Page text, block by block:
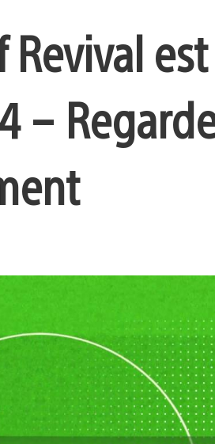
Revival
–